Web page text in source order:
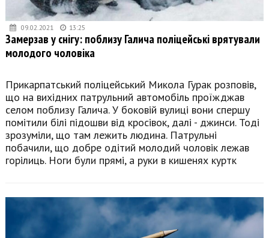
09.02.2021 13:25
Замерзав у снігу: поблизу Галича поліцейські врятували
молодого чоловіка
Прикарпатський поліцейський Микола Гурак розповів,
що на вихідних патрульний автомобіль проїжджав
селом поблизу Галича. У боковій вулиці вони спершу
помітили білі підошви від кросівок, далі - джинси. Тоді
зрозуміли, що там лежить людина. Патрульні
побачили, що добре одітий молодий чоловік лежав
горілиць. Ноги були прямі, а руки в кишенях куртк